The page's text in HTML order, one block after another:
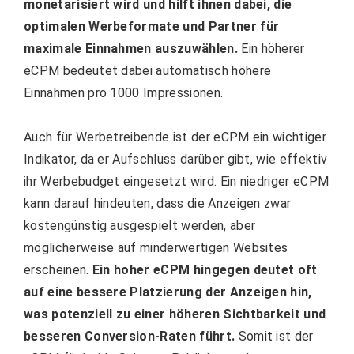
monetarisiert wird und hilft ihnen dabei, die
optimalen Werbeformate und Partner für
maximale Einnahmen auszuwählen.Ein höherer
eCPM bedeutet dabei automatisch höhere
Einnahmen pro 1000 Impressionen.
Auch für Werbetreibende ist der eCPM ein wichtiger
Indikator, da er Aufschluss darüber gibt, wie effektiv
ihr Werbebudget eingesetzt wird. Ein niedriger eCPM
kann darauf hindeuten, dass die Anzeigen zwar
kostengünstig ausgespielt werden, aber
möglicherweise auf minderwertigen Websites
erscheinen. Ein hoher eCPM hingegen deutet oft
auf eine bessere Platzierung der Anzeigen hin,
was potenziell zu einer höheren Sichtbarkeit und
besseren Conversion-Raten führt. Somit ist der